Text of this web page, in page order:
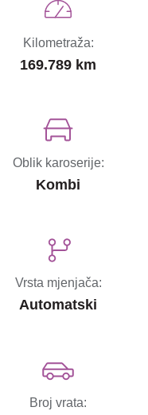
Kilometraža:
169.789 km
Oblik karoserije:
Kombi
Vrsta mjenjača:
Automatski
Broj vrata: